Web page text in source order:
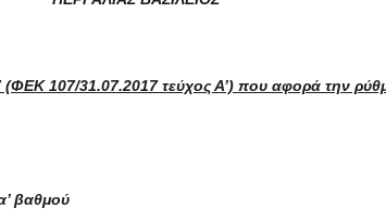
(ΦΕΚ 107/31.07.2017 τεύχος Α’) που αφορά την
βαθμού